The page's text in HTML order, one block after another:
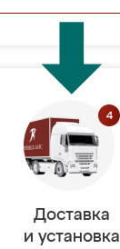
Доставка
и установка